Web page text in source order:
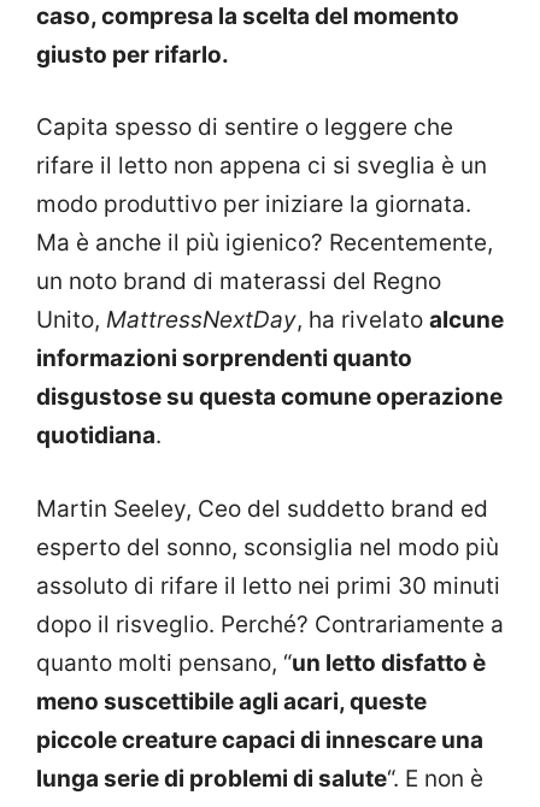
caso, compresa la scelta del momento
giusto per rifarlo.
Capita spesso di sentire o leggere che
rifare il letto non appena ci si sveglia è un
modo produttivo per iniziare la giornata.
Ma è anche il più igienico? Recentemente,
un noto brand di materassi del Regno
Unito, MattressNextDay, ha rivelato alcune
informazioni sorprendenti quanto
disgustose su questa comune operazione
quotidiana.
Martin Seeley, Ceo del suddetto brand ed
esperto del sonno, sconsiglia nel modo più
assoluto di rifare il letto nei primi 30 minuti
dopo il risveglio. Perché? Contrariamente a
quanto molti pensano, “un letto disfatto è
meno suscettibile agli acari, queste
piccole creature capaci di innescare una
lunga serie di problemi di salute“. E non è